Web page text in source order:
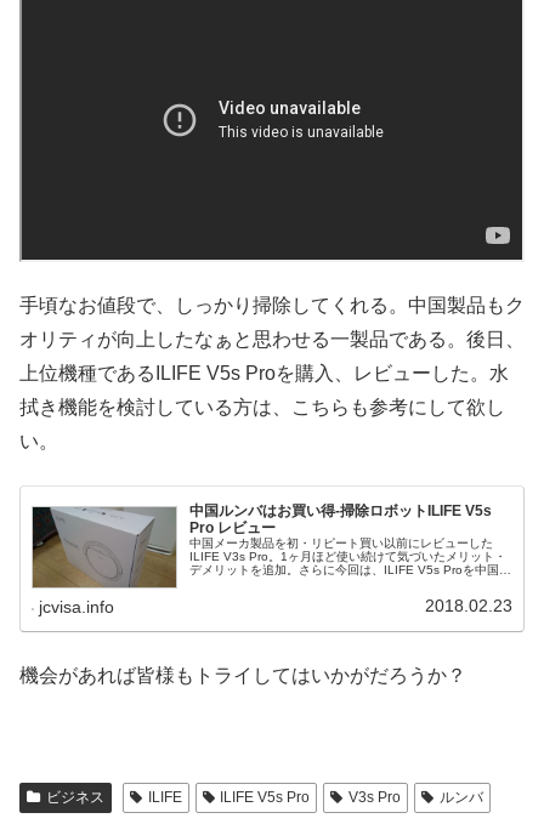
手頃なお値段で、しっかり掃除してくれる。中国製品もク
オリティが向上したなぁと思わせる一製品である。後日、
上位機種であるILIFE V5s Proを購入、レビューした。水
拭き機能を検討している方は、こちらも参考にして欲し
い。
中国ルンバはお買い得-掃除ロボットILIFE V5s
Pro レビュー
中国メーカ製品を初・リピート買い以前にレビューした
ILIFE V3s Pro。1ヶ月ほど使い続けて気づいたメリット・
デメリットを追加。さらに今回は、ILIFE V5s Proを中国メ
jcvisa.info 2018.02.23
機会があれば皆様もトライしてはいかがだろうか？
ビジネス ILIFE ILIFE V5s Pro V3s Pro ルンバ